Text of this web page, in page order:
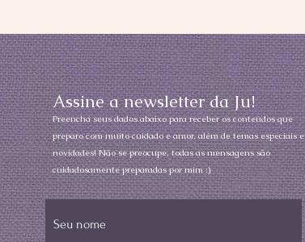
Assine a newsletter da Ju!
Preencha seus dados abaixo para receber os conteúdos que
preparo com muito cuidado e amor, além de temas especiais e
novidades! Não se preocupe, todas as mensagens são
cuidadosamente preparadas por mim :)
Seu nome